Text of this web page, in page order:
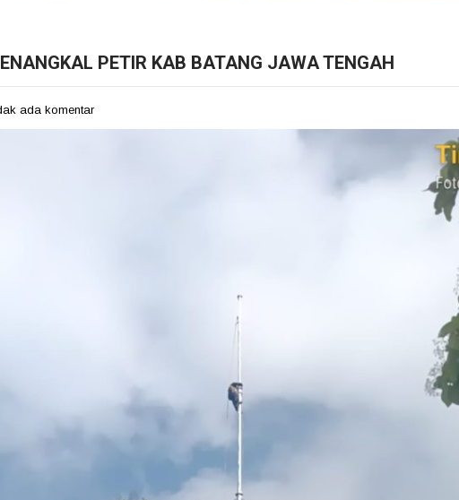
PETIR KAB BATANG JAWA TENGAH
ada komentar